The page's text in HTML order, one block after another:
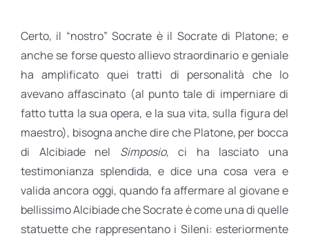
Certo, il “nostro” Socrate è il Socrate di Platone; e
anche se forse questo allievo straordinario e geniale
ha amplificato quei tratti di personalità che lo
avevano affascinato (al punto tale di imperniare di
fatto tutta la sua opera, e la sua vita, sulla figura del
maestro), bisogna anche dire che Platone, per bocca
di Alcibiade nel Simposio, ci ha lasciato una
testimonianza splendida, e dice una cosa vera e
valida ancora oggi, quando fa affermare al giovane e
bellissimo Alcibiade che Socrate è come una di quelle
statuette che rappresentano i Sileni: esteriormente